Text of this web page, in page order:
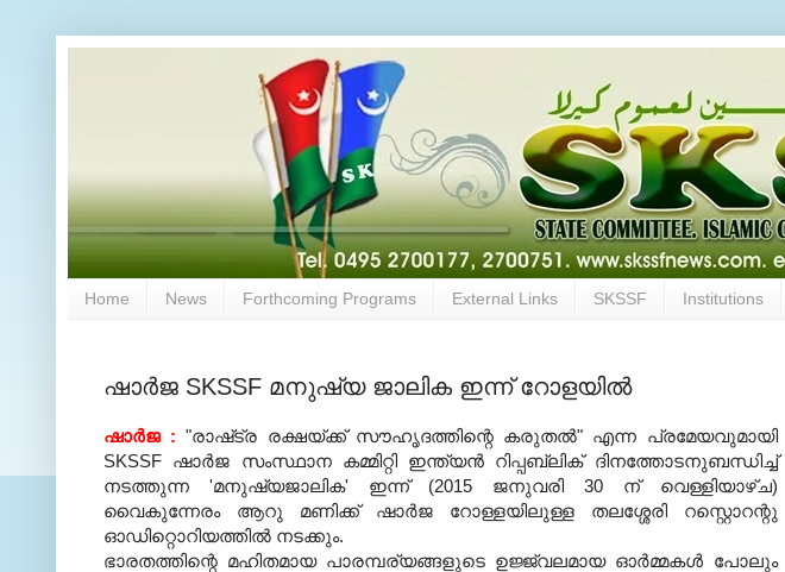
Home News Forthcoming Programs External Links SKSSF Institutions
ഷാര്‍ജ SKSSF മനുഷ്യ ജാലിക ഇന്ന് റോളയില്‍
ഷാര്‍ജ :"രാഷ്‌ട്ര രക്ഷയ്‌ക്ക്‌ സൗഹൃദത്തിന്റെ കരുതല്‍" എന്ന പ്രമേയവുമായി
SKSSF ഷാര്‍ജ സംസ്ഥാന കമ്മിറ്റി ഇന്ത്യന്‍ റിപ്പബ്ലിക് ദിനത്തോടനുബന്ധിച്ച്
നടത്തുന്ന 'മനുഷ്യജാലിക' ഇന്ന് (2015 ജനുവരി 30 ന് വെള്ളിയാഴ്ച)
വൈകുന്നേരം ആറു മണിക്ക് ഷാര്‍ജ റോള്ളയിലുള്ള തലശ്ശേരി റസ്റ്റൊറന്റു
ഓഡിറ്റൊറിയത്തില്‍ നടക്കും.
ഭാരതത്തിന്റെ മഹിതമായ പാരമ്പര്യങ്ങളുടെ ഉജ്ജ്വലമായ ഓര്‍മ്മകള്‍ പോലും